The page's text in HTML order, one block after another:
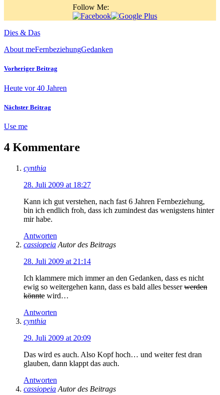
Follow Me:
Dies & Das
About meFernbeziehungGedanken
Vorheriger Beitrag
Heute vor 40 Jahren
Nächster Beitrag
Use me
4 Kommentare
cynthia
28. Juli 2009 at 18:27
Kann ich gut verstehen, nach fast 6 Jahren Fernbeziehung,
bin ich endlich froh, dass ich zumindest das wenigstens hinter
mir habe.
Antworten
cassiopeia Autor des Beitrags
28. Juli 2009 at 21:14
Ich klammere mich immer an den Gedanken, dass es nicht
ewig so weitergehen kann, dass es bald alles besserwerden
könnte wird…
Antworten
cynthia
29. Juli 2009 at 20:09
Das wird es auch. Also Kopf hoch… und weiter fest dran
glauben, dann klappt das auch.
Antworten
cassiopeia Autor des Beitrags